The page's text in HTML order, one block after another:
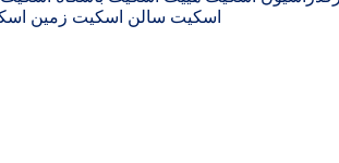
اسکیت سالن اسکیت زمین